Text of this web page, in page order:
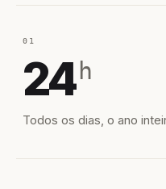
01
24 h
Todos os dias, o ano